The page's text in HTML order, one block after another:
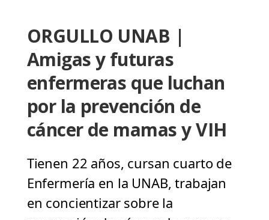
ORGULLO UNAB |
Amigas y futuras
enfermeras que luchan
por la prevención de
cáncer de mamas y VIH
Tienen 22 años, cursan cuarto de
Enfermería en la UNAB, trabajan
en concientizar sobre la